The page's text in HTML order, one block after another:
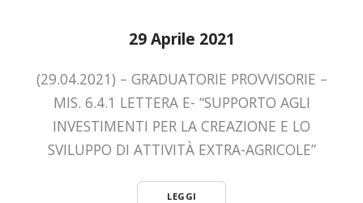
29 Aprile 2021
(29.04.2021) – GRADUATORIE PROVVISORIE –
MIS. 6.4.1 LETTERA E- “SUPPORTO AGLI
INVESTIMENTI PER LA CREAZIONE E LO
SVILUPPO DI ATTIVITÀ EXTRA-AGRICOLE”
LEGGI